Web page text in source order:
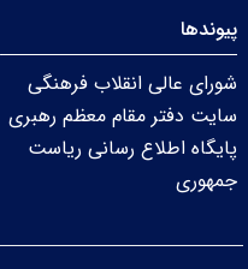
پیوندها
شورای عالی انقلاب فرهنگی
سایت دفتر مقام معظم رهبری
پایگاه اطلاع رسانی ریاست
جمهوری